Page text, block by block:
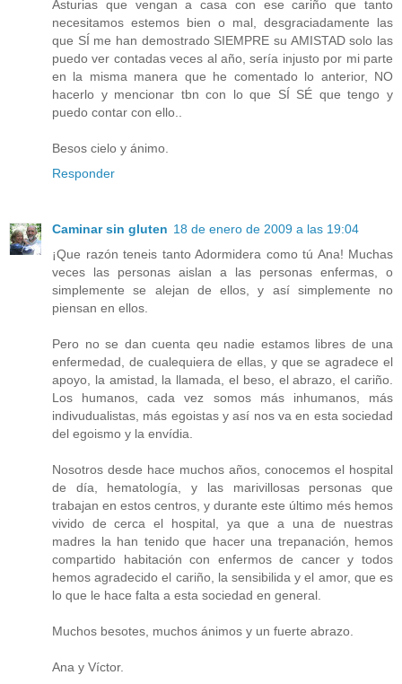
Asturias que vengan a casa con ese cariño que tanto
necesitamos estemos bien o mal, desgraciadamente las
que SÍ me han demostrado SIEMPRE su AMISTAD solo las
puedo ver contadas veces al año, sería injusto por mi parte
en la misma manera que he comentado lo anterior, NO
hacerlo y mencionar tbn con lo que SÍ SÉ que tengo y
puedo contar con ello..
Besos cielo y ánimo.
Responder
Caminar sin gluten 18 de enero de 2009 a las 19:04
¡Que razón teneis tanto Adormidera como tú Ana! Muchas
veces las personas aislan a las personas enfermas, o
simplemente se alejan de ellos, y así simplemente no
piensan en ellos.
Pero no se dan cuenta qeu nadie estamos libres de una
enfermedad, de cualequiera de ellas, y que se agradece el
apoyo, la amistad, la llamada, el beso, el abrazo, el cariño.
Los humanos, cada vez somos más inhumanos, más
indivudualistas, más egoistas y así nos va en esta sociedad
del egoismo y la envídia.
Nosotros desde hace muchos años, conocemos el hospital
de día, hematología, y las marivillosas personas que
trabajan en estos centros, y durante este último més hemos
vivido de cerca el hospital, ya que a una de nuestras
madres la han tenido que hacer una trepanación, hemos
compartido habitación con enfermos de cancer y todos
hemos agradecido el cariño, la sensibilida y el amor, que es
lo que le hace falta a esta sociedad en general.
Muchos besotes, muchos ánimos y un fuerte abrazo.
Ana y Víctor.